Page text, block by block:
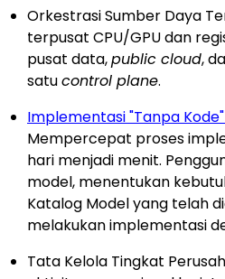
Orkestrasi Sumber Daya
terpusat CPU/GPU dan
pusat data,public cloud,
satucontrol plane.
Implementasi "Tanpa
Mempercepat proses
hari menjadi menit.
model, menentukan
Katalog Model yang telah
melakukan implementasi
Tata Kelola Tingkat